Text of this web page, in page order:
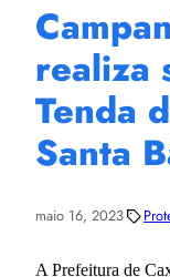
realiza
Tenda
Santa
maio 16, 2023
A Prefeitura de